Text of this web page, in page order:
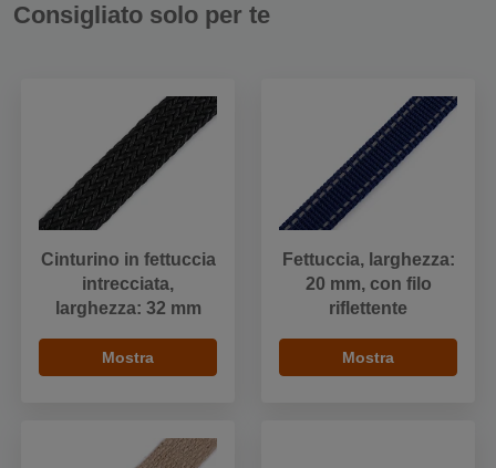
Consigliato solo per te
Cinturino in fettuccia
intrecciata,
larghezza: 32 mm
Mostra
Fettuccia, larghezza:
20 mm, con filo
riflettente
Mostra